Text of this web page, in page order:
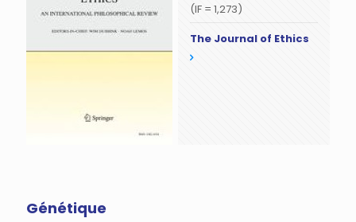
(IF = 1,273)
The Journal of Ethics
Génétique